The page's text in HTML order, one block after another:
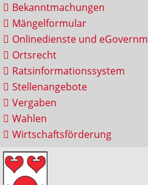
Bekanntmachungen
Mängelformular
Onlinedienste und
Ortsrecht
Ratsinformationssystem
Stellenangebote
Vergaben
Wahlen
Wirtschaftsförderung